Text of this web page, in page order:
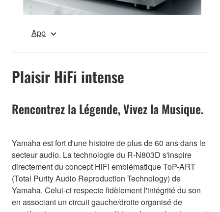
App
Plaisir HiFi intense
Rencontrez la Légende, Vivez la Musique.
Yamaha est fort d'une histoire de plus de 60 ans dans le
secteur audio. La technologie du R-N803D s'inspire
directement du concept HiFi emblématique ToP-ART
(Total Purity Audio Reproduction Technology) de
Yamaha. Celui-ci respecte fidèlement l'intégrité du son
en associant un circuit gauche/droite organisé de